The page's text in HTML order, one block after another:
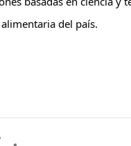
del país.